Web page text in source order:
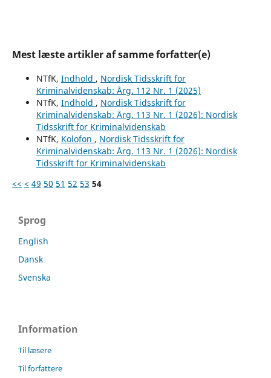
Mest læste artikler af samme forfatter(e)
NTfK, Indhold , Nordisk Tidsskrift for
Kriminalvidenskab: Årg. 112 Nr. 1 (2025)
NTfK, Indhold , Nordisk Tidsskrift for
Kriminalvidenskab: Årg. 113 Nr. 1 (2026): Nordisk
Tidsskrift for Kriminalvidenskab
NTfK, Kolofon , Nordisk Tidsskrift for
Kriminalvidenskab: Årg. 113 Nr. 1 (2026): Nordisk
Tidsskrift for Kriminalvidenskab
<< < 49 50 51 52 53 54
Sprog
English
Dansk
Svenska
Information
Til læsere
Til forfattere